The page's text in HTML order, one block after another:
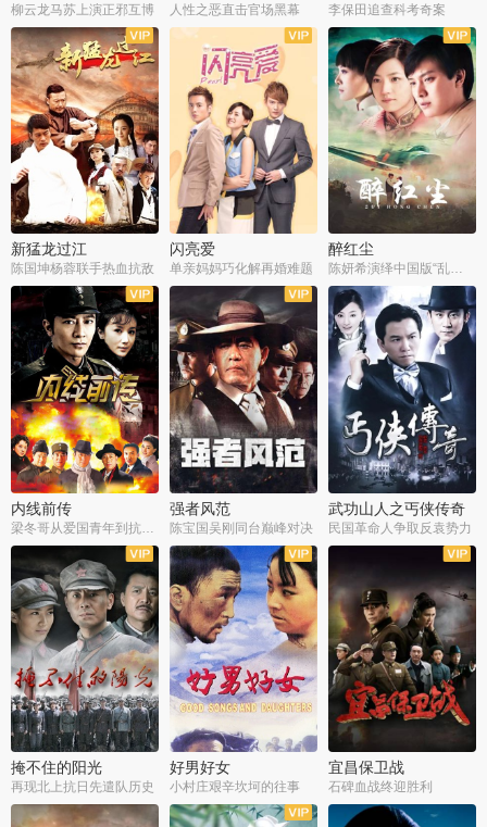
柳云龙马苏上演正邪互博 人性之恶直击官场黑幕
李保田追查科考奇案
全36集
新猛龙过江
陈国坤杨蓉联手热血抗敌
全37集
闪亮爱
单亲妈妈巧化解再婚难题
全30集
醉红尘
陈妍希演绎中国版“乱世佳人”
全30集
内线前传
全30集
强者风范
陈宝国吴刚同台巅峰对决
全30集
武功山人之丐侠传奇
民国革命人争取反袁势力
全38集
掩不住的阳光
再现北上抗日先遣队历史
全9集
好男好女
小村庄艰辛坎坷的往事
全35集
宜昌保卫战
石碑血战终迎胜利
全37集
全40集 全25集